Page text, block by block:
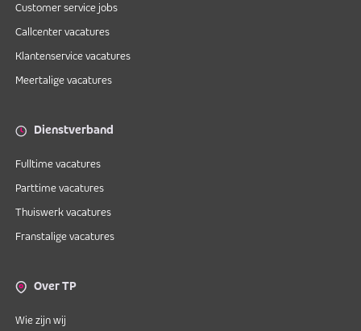
Customer service jobs
Callcenter vacatures
Klantenservice vacatures
Meertalige vacatures
Dienstverband
Fulltime vacatures
Parttime vacatures
Thuiswerk vacatures
Franstalige vacatures
Over TP
Wie zijn wij